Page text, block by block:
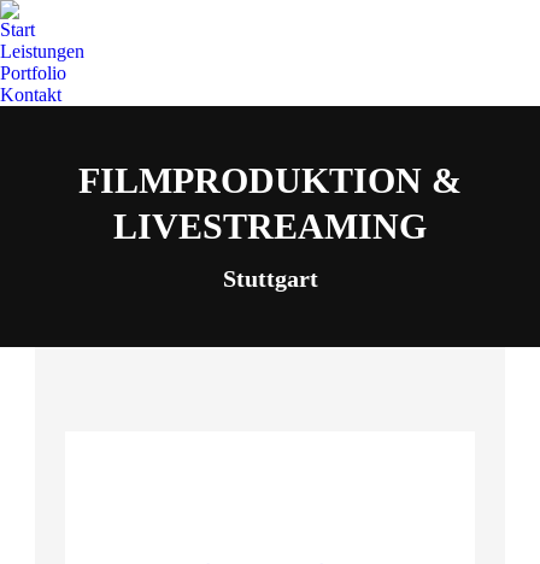
Start
Leistungen
Portfolio
Kontakt
FILMPRODUKTION &
LIVESTREAMING
Stuttgart